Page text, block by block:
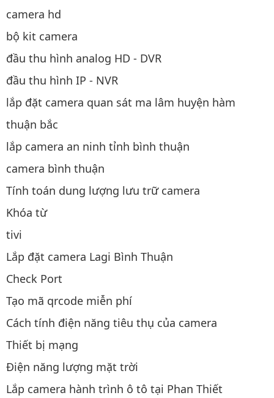
camera hd
bộ kit camera
đầu thu hình analog HD - DVR
đầu thu hình IP - NVR
lắp đặt camera quan sát ma lâm huyện hàm
thuận bắc
lắp camera an ninh tỉnh bình thuận
camera bình thuận
Tính toán dung lượng lưu trữ camera
Khóa từ
tivi
Lắp đặt camera Lagi Bình Thuận
Check Port
Tạo mã qrcode miễn phí
Cách tính điện năng tiêu thụ của camera
Thiết bị mạng
Điện năng lượng mặt trời
Lắp camera hành trình ô tô tại Phan Thiết